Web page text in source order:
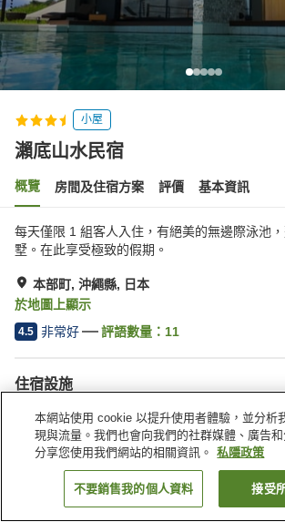
小屋
瀨底山水民宿
概覽 房間及住宿方案 評價 基本資訊
每天僅限 1 組客人入住，有絕美的無邊際泳池
墅。在此享受極致的假期。
本部町, 沖繩縣, 日本
於地圖上顯示
4.5 非常好 評語數量： 11
住宿設施
停車場 泳池
主頁 日本 沖繩縣 本部町 瀨底山水民宿
找客房
本網站使用 cookie 以提升使用者體驗，並分析
現與流量。我們也會向我們的社群媒體、廣告
分享您使用我們網站的相關資訊。
私隱政策
不要銷售我的個人資料 接受